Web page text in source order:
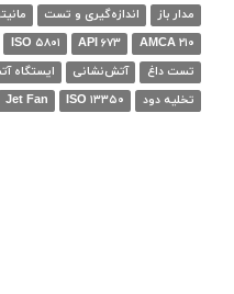
مدار باز
اندازه‌گیری و تست
ISO ۵۸۰۱
API ۶۷۳ AMCA ۲۱۰
تست داغ
آتش‌نشانی
ایستگاه
تخلیه دود
Jet Fan ISO ۱۳۳۵۰